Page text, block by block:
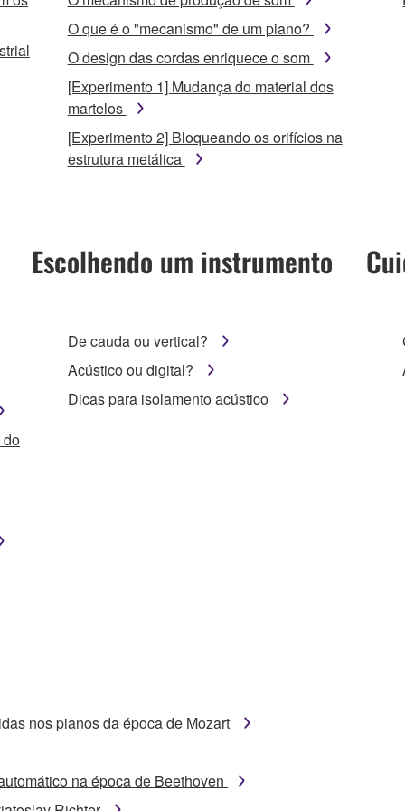
O que é o "mecanismo" de um piano?
O design das cordas enriquece o som
[Experimento 1] Mudança do material dos
martelos
[Experimento 2] Bloqueando os orifícios na
estrutura metálica
do
Escolhendo um instrumento
De cauda ou vertical?
Acústico ou digital?
Dicas para isolamento acústico
nos pianos da época de Mozart
na época de Beethoven